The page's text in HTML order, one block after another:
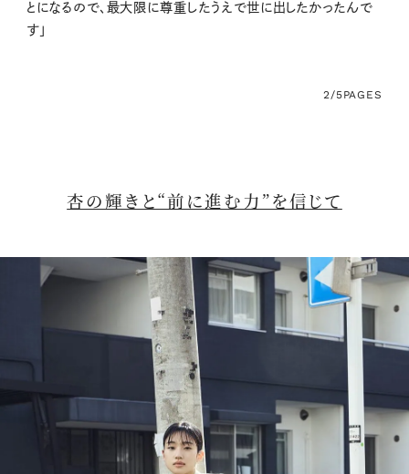
とになるので、最大限に尊重したうえで世に出したかったんで
す」
2/5PAGES
杏の輝きと“前に進む力”を信じて